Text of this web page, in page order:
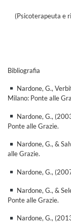
(Psicoterapeuta e
Bibliografia
Nardone, G.,
Milano: Ponte alle
Nardone, G.,
Ponte alle Grazie.
Nardone, G., &
alle Grazie.
Nardone, G.,
Nardone, G., &
Ponte alle Grazie.
Nardone, G.,